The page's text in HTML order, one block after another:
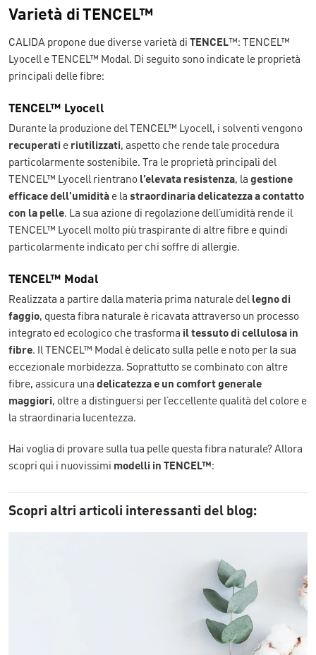
Varietà di TENCEL™
CALIDA propone due diverse varietà di TENCEL™: TENCEL™
Lyocell e TENCEL™ Modal. Di seguito sono indicate le proprietà
principali delle fibre:
TENCEL™ Lyocell
Durante la produzione del TENCEL™ Lyocell, i solventi vengono
recuperati e riutilizzati, aspetto che rende tale procedura
particolarmente sostenibile. Tra le proprietà principali del
TENCEL™ Lyocell rientrano l’elevata resistenza, la gestione
efficace dell’umidità e la straordinaria delicatezza a contatto
con la pelle. La sua azione di regolazione dell’umidità rende il
TENCEL™ Lyocell molto più traspirante di altre fibre e quindi
particolarmente indicato per chi soffre di allergie.
TENCEL™ Modal
Realizzata a partire dalla materia prima naturale del legno di
faggio, questa fibra naturale è ricavata attraverso un processo
integrato ed ecologico che trasforma il tessuto di cellulosa in
fibre. Il TENCEL™ Modal è delicato sulla pelle e noto per la sua
eccezionale morbidezza. Soprattutto se combinato con altre
fibre, assicura una delicatezza e un comfort generale
maggiori, oltre a distinguersi per l’eccellente qualità del colore e
la straordinaria lucentezza.
Hai voglia di provare sulla tua pelle questa fibra naturale? Allora
scopri qui i nuovissimi modelli in TENCEL™:
Scopri altri articoli interessanti del blog: